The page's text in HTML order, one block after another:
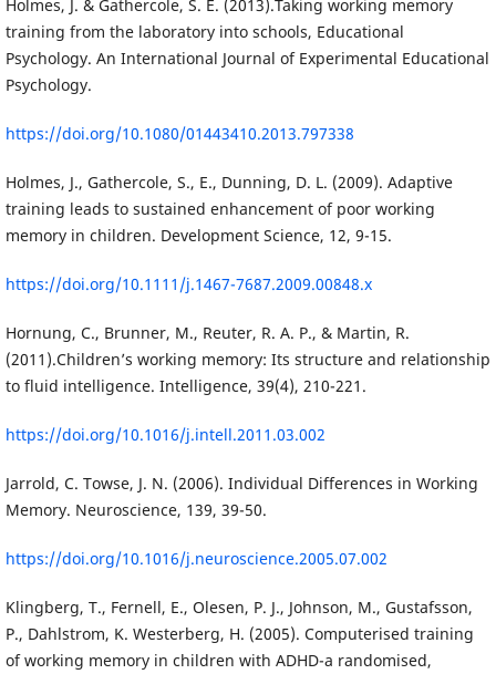
Holmes, J. & Gathercole, S. E. (2013).Taking working memory
training from the laboratory into schools, Educational
Psychology. An International Journal of Experimental Educational
Psychology.
https://doi.org/10.1080/01443410.2013.797338
Holmes, J., Gathercole, S., E., Dunning, D. L. (2009). Adaptive
training leads to sustained enhancement of poor working
memory in children. Development Science, 12, 9-15.
https://doi.org/10.1111/j.1467-7687.2009.00848.x
Hornung, C., Brunner, M., Reuter, R. A. P., & Martin, R.
(2011).Children’s working memory: Its structure and relationship
to fluid intelligence. Intelligence, 39(4), 210-221.
https://doi.org/10.1016/j.intell.2011.03.002
Jarrold, C. Towse, J. N. (2006). Individual Differences in Working
Memory. Neuroscience, 139, 39-50.
https://doi.org/10.1016/j.neuroscience.2005.07.002
Klingberg, T., Fernell, E., Olesen, P. J., Johnson, M., Gustafsson,
P., Dahlstrom, K. Westerberg, H. (2005). Computerised training
of working memory in children with ADHD-a randomised,